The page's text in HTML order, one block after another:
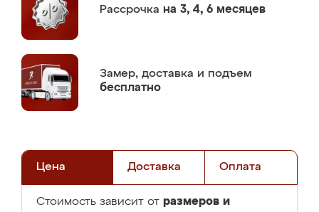
Рассрочка на 3, 4, 6 месяцев
Замер, доставка и подъем
бесплатно
Цена Доставка Оплата
Стоимость зависит от размеров и